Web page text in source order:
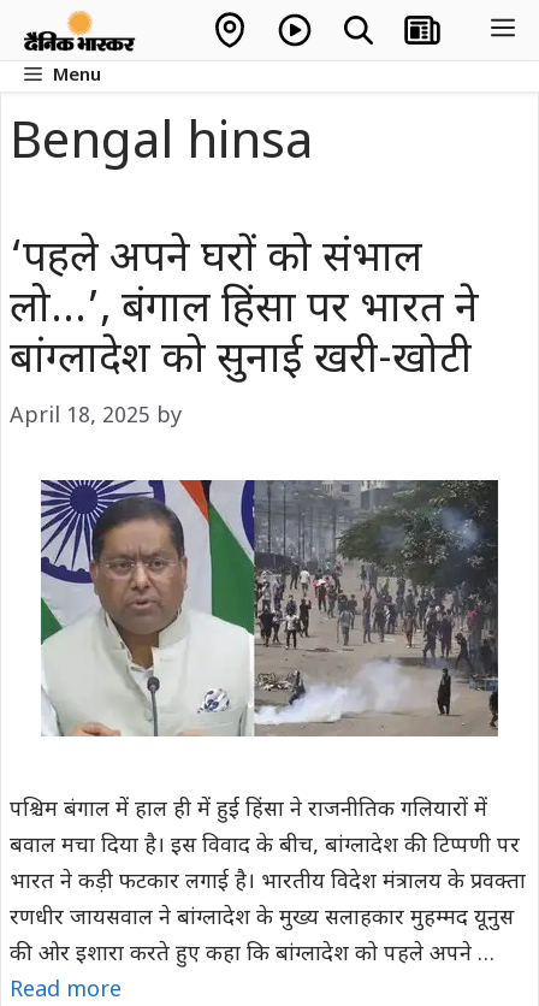
contentMenu
Bengal hinsa
‘पहले अपने घरों को संभाल
लो…’, बंगाल हिंसा पर भारत ने
बांग्लादेश को सुनाई खरी-खोटी
April 18, 2025 by
पश्चिम बंगाल में हाल ही में हुई हिंसा ने राजनीतिक गलियारों में
बवाल मचा दिया है। इस विवाद के बीच, बांग्लादेश की टिप्पणी पर
भारत ने कड़ी फटकार लगाई है। भारतीय विदेश मंत्रालय के प्रवक्ता
रणधीर जायसवाल ने बांग्लादेश के मुख्य सलाहकार मुहम्मद यूनुस
की ओर इशारा करते हुए कहा कि बांग्लादेश को पहले अपने …
Read more